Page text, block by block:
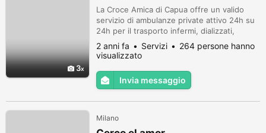
3
La Croce Amica di Capua offre un valido
servizio di ambulanze private attivo 24h su
24h per il trasporto infermi, dializzati,
portatori di handicap e malati su tutto il
territorio regionale e nazionale con
2 anni fa Servizi
264 persone hanno
visualizzato
Invia messaggio
Milano